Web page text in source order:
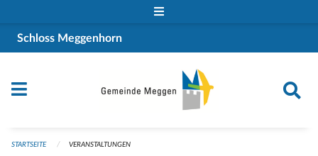
Schloss Meggenhorn
STARTSEITE VERANSTALTUNGEN